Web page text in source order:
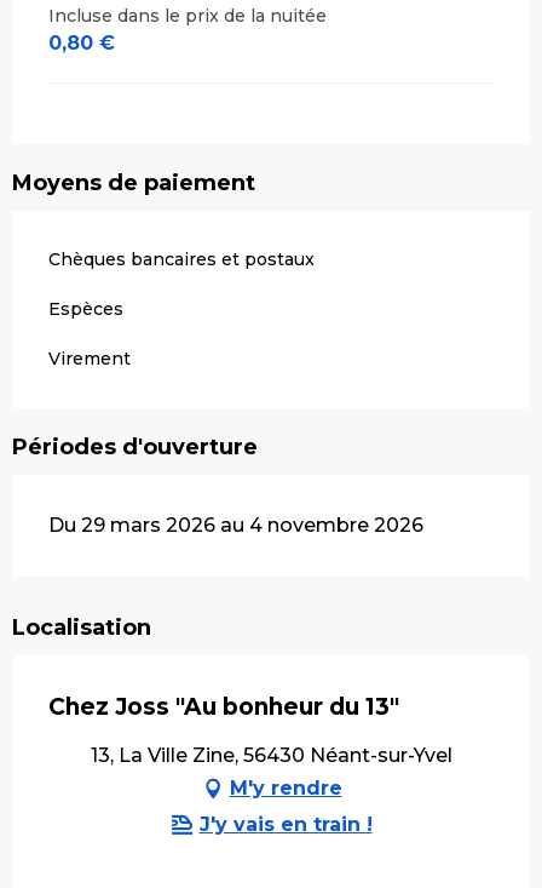
Incluse dans le prix de la nuitée
0,80 €
Moyens de paiement
Chèques bancaires et postaux
Espèces
Virement
Périodes d'ouverture
Du 29 mars 2026 au 4 novembre 2026
Localisation
Chez Joss "Au bonheur du 13"
13, La Ville Zine, 56430 Néant-sur-Yvel
M'y rendre
J'y vais en train !